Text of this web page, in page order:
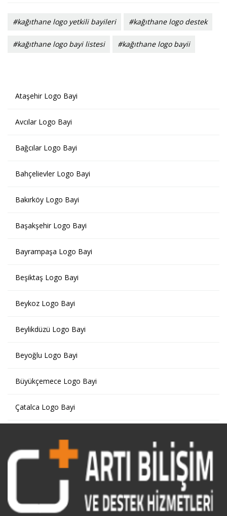
#kağıthane logo yetkili bayileri #kağıthane logo destek
#kağıthane logo bayi listesi #kağıthane logo bayii
Ataşehir Logo Bayi
Avcılar Logo Bayi
Bağcılar Logo Bayi
Bahçelievler Logo Bayi
Bakırköy Logo Bayi
Başakşehir Logo Bayi
Bayrampaşa Logo Bayi
Beşiktaş Logo Bayi
Beykoz Logo Bayi
Beylikdüzü Logo Bayi
Beyoğlu Logo Bayi
Büyükçemece Logo Bayi
Çatalca Logo Bayi
Esenyurt Logo Bayi
Fatih Logo Bayi